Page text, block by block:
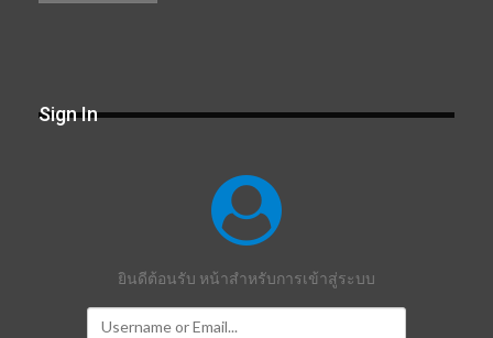
Sign In
ยินดีต้อนรับ หน้าสำหรับการเข้าสู่ระบบ